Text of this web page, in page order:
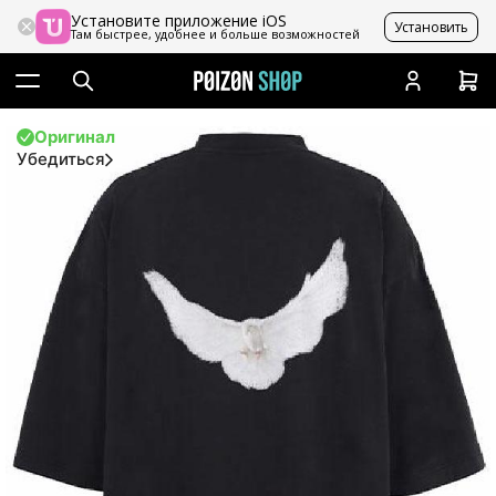
Установите приложение iOS
Там быстрее, удобнее и больше возможностей Установить
Оригинал
Убедиться